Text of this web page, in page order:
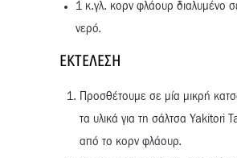
1 κ.γλ. κορν φλάουρ διαλυμένο
νερό.
ΕΚΤΈΛΕΣΗ
Προσθέτουμε σε μία μικρή
τα υλικά για τη σάλτσα Yakitori
από το κορν φλάουρ.